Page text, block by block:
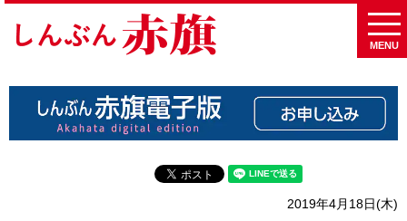
MENU
2019年4月18日(木)